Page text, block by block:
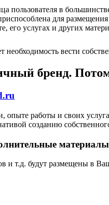
пользователя в
для
его услугах и других
вести
бренд.
работы и своих
созданию
и т.д. будут размещены в